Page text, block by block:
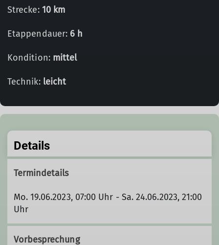
Strecke: 10 km
Etappendauer: 6 h
Kondition: mittel
Technik: leicht
Details
Termindetails
Mo. 19.06.2023, 07:00 Uhr - Sa. 24.06.2023, 21:00
Uhr
Vorbesprechung